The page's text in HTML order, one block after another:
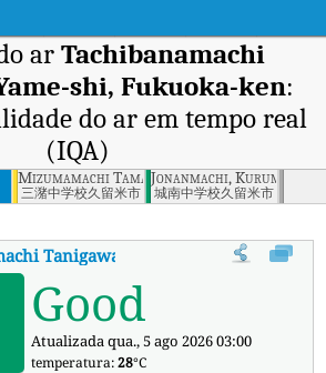
ar Tachibanamachi
shi, Fukuoka-ken:
do ar em tempo real
(IQA)
Mizumamachi Tamamitsu, Kurume, Fukuoka
三潴中学校久留米市
Jonanmachi, Kurume,
城南中学校久留米市
Tanigawa, Yame-shi, Fukuoka-ken
Good
Atualizada qua., 5 ago 2026 03:00
temperatura:28°C